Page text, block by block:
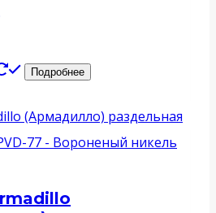
Подробнее